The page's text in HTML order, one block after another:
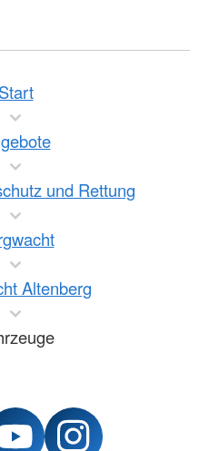
Start
und Rettung
Altenberg